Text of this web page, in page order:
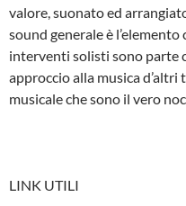
valore, suonato ed
sound generale è
interventi solisti sono parte
approccio alla musica d’altri
musicale che sono il vero
LINK UTILI